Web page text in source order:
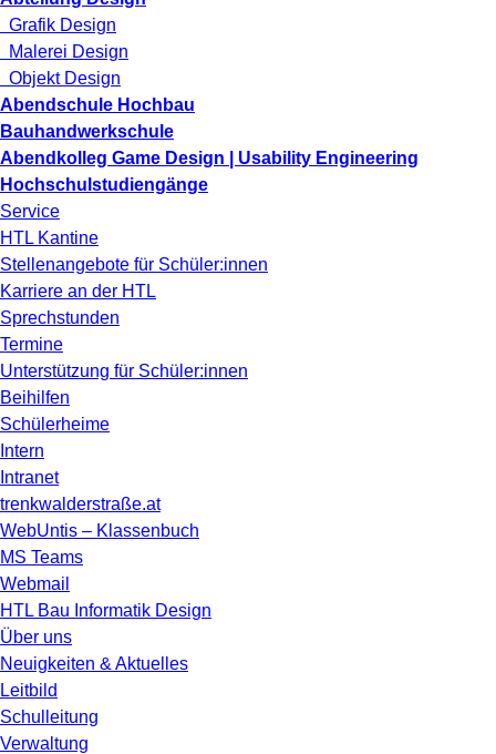
Grafik Design
Malerei Design
Objekt Design
Abendschule Hochbau
Bauhandwerkschule
Abendkolleg Game Design | Usability Engineering
Hochschulstudiengänge
Service
HTL Kantine
Stellenangebote für Schüler:innen
Karriere an der HTL
Sprechstunden
Termine
Unterstützung für Schüler:innen
Beihilfen
Schülerheime
Intern
Intranet
trenkwalderstraße.at
WebUntis – Klassenbuch
MS Teams
Webmail
HTL Bau Informatik Design
Über uns
Neuigkeiten & Aktuelles
Leitbild
Schulleitung
Verwaltung